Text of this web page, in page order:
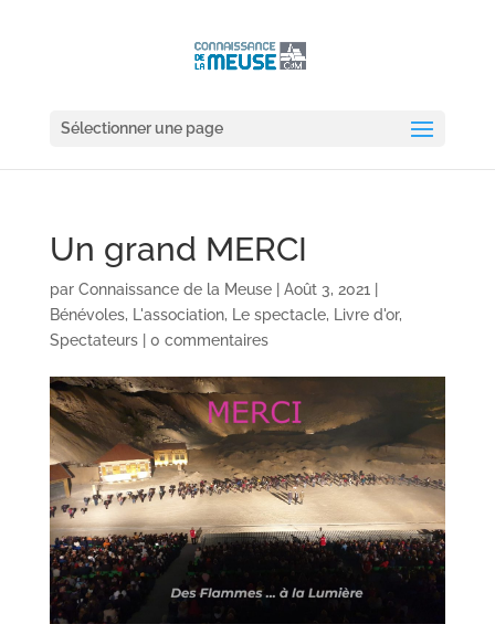
Sélectionner une page
Un grand MERCI
par Connaissance de la Meuse| Août 3, 2021
Bénévoles, L'association, Le spectacle, Livre d'or,
Spectateurs| 0 commentaires